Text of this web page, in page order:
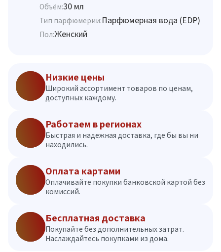
Объём:30 мл
Тип парфюмерии:Парфюмерная вода (EDP)
Пол:Женский
Низкие цены
Широкий ассортимент товаров по ценам,
доступных каждому.
Работаем в регионах
Быстрая и надежная доставка, где бы вы ни
находились.
Оплата картами
Оплачивайте покупки банковской картой без
комиссий.
Бесплатная доставка
Покупайте без дополнительных затрат.
Наслаждайтесь покупками из дома.